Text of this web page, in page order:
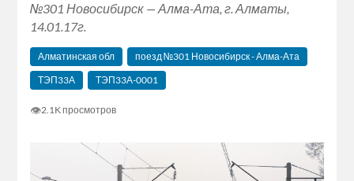
№301 Новосибирск — Алма-Ата, г. Алматы,
14.01.17г.
Алматинская обл
поезд №301 Новосибирск - Алма-Ата
ТЭП33А
ТЭП33А-0001
👁2.1K просмотров